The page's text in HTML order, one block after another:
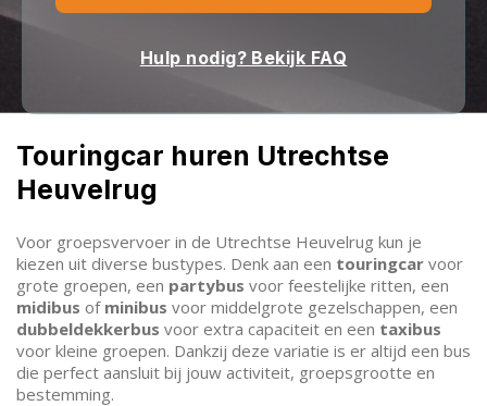
Hulp nodig? Bekijk FAQ
Touringcar huren Utrechtse
Heuvelrug
Voor groepsvervoer in de Utrechtse Heuvelrug kun je
kiezen uit diverse bustypes. Denk aan een touringcar voor
grote groepen, een partybus voor feestelijke ritten, een
midibus of minibus voor middelgrote gezelschappen, een
dubbeldekkerbus voor extra capaciteit en een taxibus
voor kleine groepen. Dankzij deze variatie is er altijd een bus
die perfect aansluit bij jouw activiteit, groepsgrootte en
bestemming.